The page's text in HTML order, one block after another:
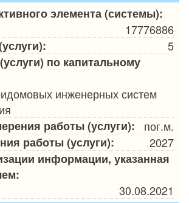
элемента (системы):
17776886
5
по капитальному
инженерных систем
работы (услуги):
пог.м.
работы (услуги):
2027
информации, указанная
30.08.2021